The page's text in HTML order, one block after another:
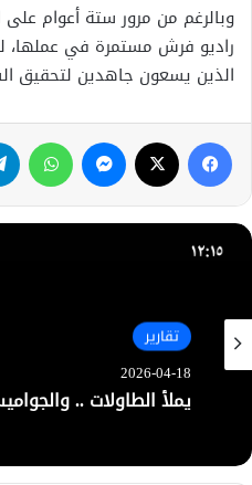
وبالرغم من مرور ستة أعوام على
راديو فرش مستمرة في عملها،
الذين يسعون جاهدين لتحقيق
فيسبوك ماسنجر
تقارير
2026-04-18
تقارير
2026-04-16